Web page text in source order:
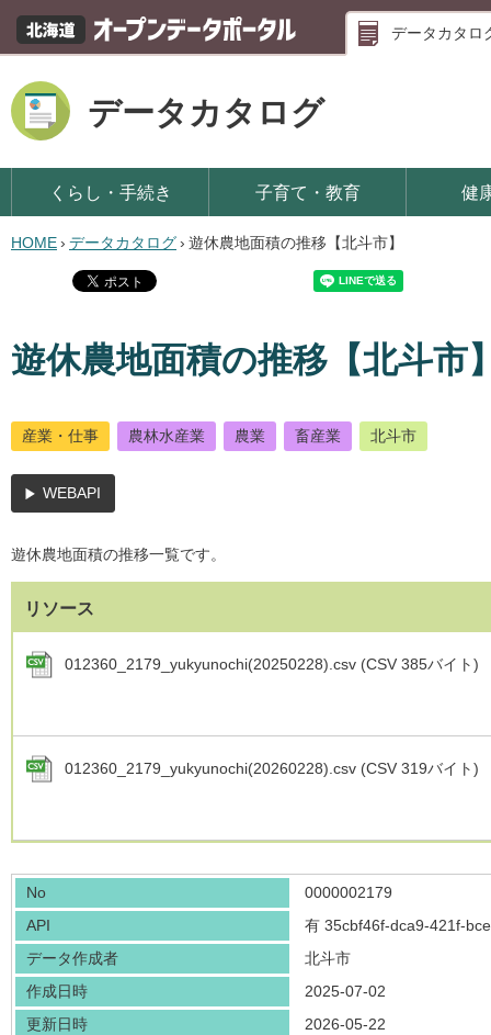
データカタロ
データカタログ
くらし・手続き 子育て・教育 健
HOME› データカタログ› 遊休農地面積の推移【北斗市】
遊休農地面積の推移【北斗市
産業・仕事 農林水産業 農業 畜産業 北斗市
WEBAPI
遊休農地面積の推移一覧です。
リソース
012360_2179_yukyunochi(20250228).csv (CSV 385バイト)
012360_2179_yukyunochi(20260228).csv (CSV 319バイト)
No
0000002179
API
有 35cbf46f-dca9-421f-
データ作成者
北斗市
作成日時
2025-07-02
更新日時
2026-05-22